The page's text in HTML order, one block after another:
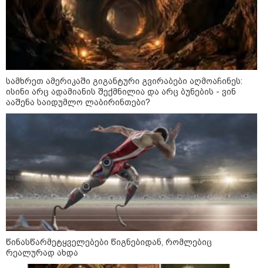
რა უნდა გავაკეთოთ პირველ
რიგში შუქის გამორთვისას: 5
მნიშვნელოვანი ნაბიჯი
1-დღიანი ტურები თბილისიდან:
სად წავიდეთ დილით და
დავბრუნდეთ საღამოს?
მსოფლიო
სამხრეთ ამერიკაში გიგანტური გვირაბები აღმოაჩინეს:
ისინი არც ადამიანის შექმნილია და არც ბუნების - ვინ
ააშენა საიდუმლო ლაბირინთები?
წინასწარმეტყველებები წიგნებიდან, რომლებიც
რეალურად ახდა